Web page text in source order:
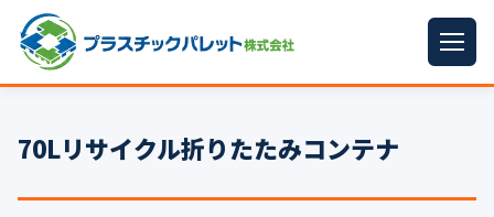
パレットサイズ
プラパレット ▼
70Lリサイクル折りたたみコンテナ